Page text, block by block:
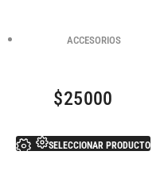
ACCESORIOS
$25000
SELECCIONAR PRODUCTO